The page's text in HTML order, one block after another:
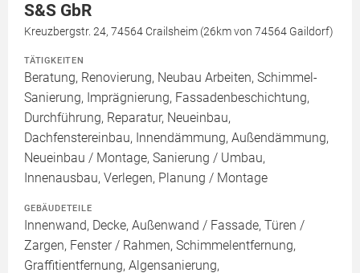
S&S GbR
Kreuzbergstr. 24, 74564 Crailsheim (26km von 74564 Gaildorf)
TÄTIGKEITEN
Beratung, Renovierung, Neubau Arbeiten, Schimmel-
Sanierung, Imprägnierung, Fassadenbeschichtung,
Durchführung, Reparatur, Neueinbau,
Dachfenstereinbau, Innendämmung, Außendämmung,
Neueinbau / Montage, Sanierung / Umbau,
Innenausbau, Verlegen, Planung / Montage
GEBÄUDETEILE
Innenwand, Decke, Außenwand / Fassade, Türen /
Zargen, Fenster / Rahmen, Schimmelentfernung,
Graffitientfernung, Algensanierung,